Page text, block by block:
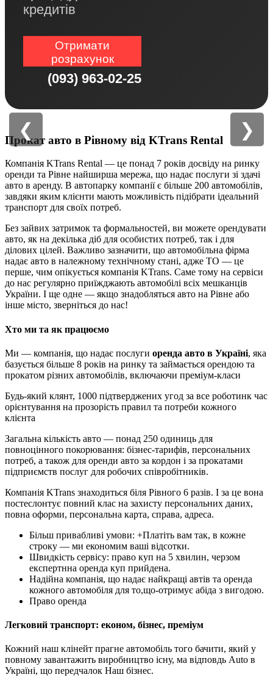
кредитів
Отримати
розрахунок
(093) 963-02-25
Прокат авто в Рівному від KTrans Rental
Компанія KTrans Rental — це понад 7 років досвіду на ринку
оренди та Рівне найширша мережа, що надає послуги зі здачі
авто в аренду. В автопарку компанії є більше 200 автомобілів,
завдяки яким клієнти мають можливість підібрати ідеальний
транспорт для своїх потреб.
Без зайвих затримок та формальностей, ви можете орендувати
авто, як на декілька діб для особистих потреб, так і для
ділових цілей. Важливо зазначити, що автомобільна фірма
надає авто в належному технічному стані, адже ТО — це
перше, чим опікується компанія KTrans. Саме тому на сервіси
до нас регулярно приїжджають автомобілі всіх мешканців
України. І ще одне — якщо знадобляться авто на Рівне або
інше місто, зверніться до нас!
Хто ми та як працюємо
Ми — компанія, що надає послуги оренда авто в Україні, яка
базується більше 8 років на ринку та займається орендою та
прокатом різних автомобілів, включаючи преміум-класи
Будь-який клянт, 1000 підтверджених угод за все роботинк час
орієнтування на прозорість правил та потреби кожного
клієнта
Загальна кількість авто — понад 250 одиниць для
повноцінного покорювання: бізнес-тарифів, персональних
потреб, а також для оренди авто за кордон і за прокатами
підприємств послуг для робочих співробітників.
Компанія KTrans знаходиться біля Рівного 6 разів. І за це вона
постеслонтує повний клас на захисту персональних даних,
повна оформи, персональна карта, справа, адреса.
Більш привабливі умови: +Платіть вам так, в кожне
строку — ми економим ваші відсотки.
Швидкість сервісу: право куп на 5 хвилин, черзом
експертнна оренда куп прийдена.
Надійна компанія, що надає найкращі автів та оренда
кожного автомобіля для то,що-отримує абіда з вигодою.
Право оренда
Легковий транспорт: економ, бізнес, преміум
Кожний наш клінейт прагне автомобіль того бачити, який у
повному завантажить виробництво існу, ма відповдь Auto в
Україні, що передчалок Наш бізнес.
❮ ❯